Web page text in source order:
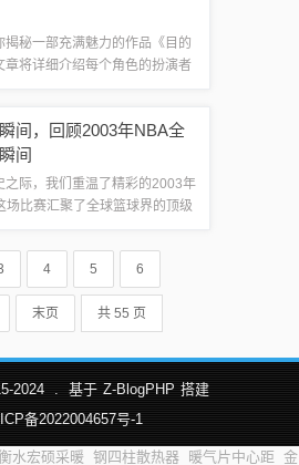
揭秘一部充满魅力的作品《目的
章将详细介绍每个角色的扮演者
：随着影视产业的蓬勃发展...
间，回顾2003年NBA全
间
之际，我们重温了精彩的2003年
场比赛汇聚了全球篮球界的顶级
，包括精湛的个人表演和激动
这场比赛不仅是篮球...
4 5 6
末页 共 55 页
2024 . 基于 Z-BlogPHP 搭建
备2022004657号-1
水宏硕采暖 钢四柱散热器 暖气片中心距 金